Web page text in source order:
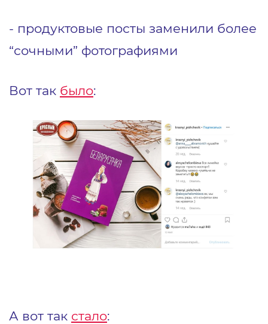
- продуктовые посты заменили более
“сочными” фотографиями
Вот так было:
А вот так стало: